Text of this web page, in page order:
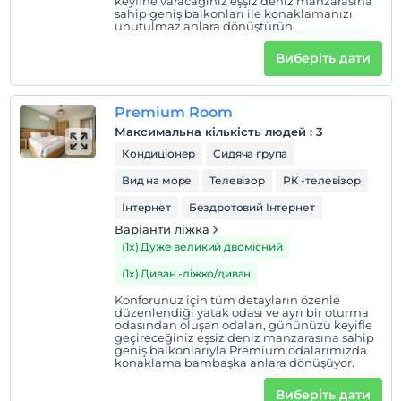
Домашні тварини заборонені
Години реєстрації
дітей
Плата за дітей віком до 0 не стягується
Заклад не має політики безкоштовного для дітей
sahip geniş balkonları ile konaklamanızı
unutulmaz anlara dönüştürün.
Виберіть дати
Premium Room
Максимальна кількість людей : 3
Кондиціонер
Сидяча група
Вид на море
Телевізор
РК -телевізор
Інтернет
Бездротовий Інтернет
Варіанти ліжка
(1x) Дуже великий двомісний
(1x) Диван -ліжко/диван
Konforunuz için tüm detayların özenle
düzenlendiği yatak odası ve ayrı bir oturma
odasından oluşan odaları, gününüzü keyifle
geçireceğiniz eşsiz deniz manzarasına sahip
geniş balkonlarıyla Premium odalarımızda
konaklama bambaşka anlara dönüşüyor.
Виберіть дати